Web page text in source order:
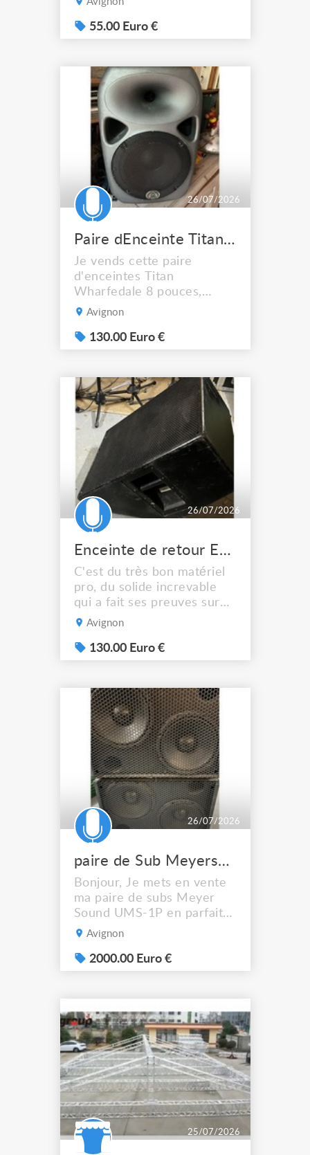
: VG30R - Puissance : 30
Watts - Haut-parleur : 1x12
Entrées Jack, Sortie casque
Très bon état N'hésitez pas
à me contacter pour plus
d'information...
55.00 Euro €
26/07/2026
Paire dEnceinte Titan wharfedale 8
Je vends cette paire
d'enceintes Titan
Wharfedale 8 pouces,
idéales pour une utilisation
professionnelle. Ces
enceintes habituellement
modifiée par mes soins . Un
filtre monacor DN 2618 a
été ajouté pour le filtrage
basse / aigus . Connexion
en XLR seulement ...
Avignon
130.00 Euro €
26/07/2026
Enceinte de retour EAW SM155 Hi
C'est du très bon matériel
pro, du solide increvable
qui a fait ses preuves sur
plein de scènes. Équipés en
compression de 1", ce sont
des retours très efficaces
percent vraiment bien dans
le mix, même sur des
scènes bruyantes. La
directivité est bien ma...
Avignon
130.00 Euro €
26/07/2026
paire de Sub Meyersound UMS 1P amplifié
Bonjour, Je mets en vente
ma paire de subs Meyer
Sound UMS-1P en parfait
état de fonctionnement.
la marque, c'est du très
haut de gamme : le son
embarquent 2x10" chacun
et descendent vraiment bas
(jusqu'à 25 Hz) tout en
resta...
Avignon
2000.00 Euro €
25/07/2026